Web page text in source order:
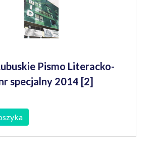
Pismo Literacko-
specjalny 2014 [2]